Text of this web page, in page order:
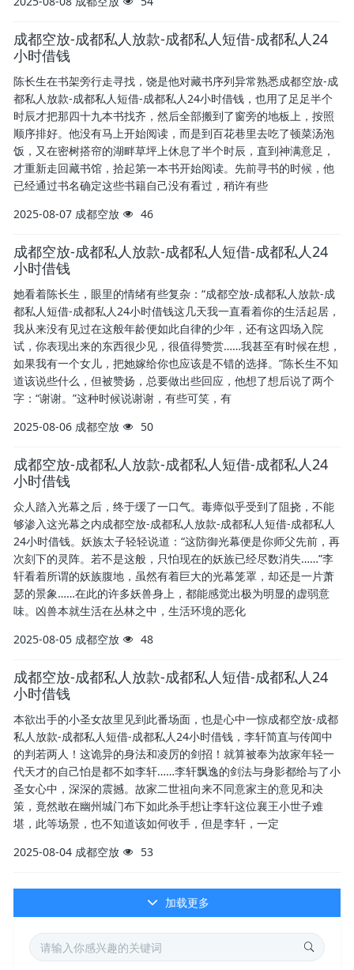
成都空放-成都私人放款-成都私人短借-成都私人24
小时借钱
陈长生在书架旁行走寻找，饶是他对藏书序列异常熟悉成都空放-成
都私人放款-成都私人短借-成都私人24小时借钱，也用了足足半个
时辰才把那四十九本书找齐，然后全部搬到了窗旁的地板上，按照
顺序排好。他没有马上开始阅读，而是到百花巷里去吃了顿菜汤泡
饭，又在密树搭帘的湖畔草坪上休息了半个时辰，直到神满意足，
才重新走回藏书馆，拾起第一本书开始阅读。先前寻书的时候，他
已经通过书名确定这些书籍自己没有看过，稍许有些
2025-08-07 成都空放 46
成都空放-成都私人放款-成都私人短借-成都私人24
小时借钱
她看着陈长生，眼里的情绪有些复杂：“成都空放-成都私人放款-成
都私人短借-成都私人24小时借钱这几天我一直看着你的生活起居，
我从来没有见过在这般年龄便如此自律的少年，还有这四场入院
试，你表现出来的东西很少见，很值得赞赏……我甚至有时候在想，
如果我有一个女儿，把她嫁给你也应该是不错的选择。”陈长生不知
道该说些什么，但被赞扬，总要做出些回应，他想了想后说了两个
字：“谢谢。”这种时候说谢谢，有些可笑，有
2025-08-06 成都空放 50
成都空放-成都私人放款-成都私人短借-成都私人24
小时借钱
众人踏入光幕之后，终于缓了一口气。毒瘴似乎受到了阻挠，不能
够渗入这光幕之内成都空放-成都私人放款-成都私人短借-成都私人
24小时借钱。妖族太子轻轻说道：“这防御光幕便是你师父先前，再
次刻下的灵阵。若不是这般，只怕现在的妖族已经尽数消失……”李
轩看着所谓的妖族腹地，虽然有着巨大的光幕笼罩，却还是一片萧
瑟的景象……在此的许多妖兽身上，都能感觉出极为明显的虚弱意
味。凶兽本就生活在丛林之中，生活环境的恶化
2025-08-05 成都空放 48
成都空放-成都私人放款-成都私人短借-成都私人24
小时借钱
本欲出手的小圣女故里见到此番场面，也是心中一惊成都空放-成都
私人放款-成都私人短借-成都私人24小时借钱，李轩简直与传闻中
的判若两人！这诡异的身法和凌厉的剑招！就算被奉为故家年轻一
代天才的自己怕是都不如李轩……李轩飘逸的剑法与身影都给与了小
圣女心中，深深的震撼。故家二世祖向来不同意家主的意见和决
策，竟然敢在幽州城门布下如此杀手想让李轩这位襄王小世子难
堪，此等场景，也不知道该如何收手，但是李轩，一定
2025-08-04 成都空放 53
加载更多